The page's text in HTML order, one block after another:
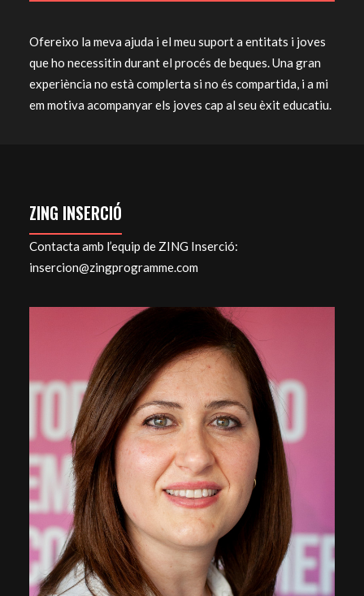
Ofereixo la meva ajuda i el meu suport a entitats i joves
que ho necessitin durant el procés de beques. Una gran
experiència no està complerta si no és compartida, i a mi
em motiva acompanyar els joves cap al seu èxit educatiu.
ZING INSERCIÓ
Contacta amb l’equip de ZING Inserció:
insercion@zingprogramme.com